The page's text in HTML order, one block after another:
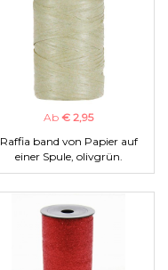
Ab € 2,95
Raffia band von Papier auf
einer Spule, olivgrün.